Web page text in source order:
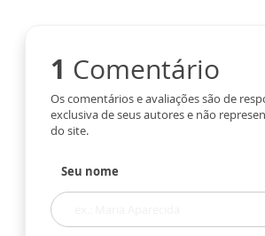
1 Comentário
Os comentários e avaliações são de
exclusiva de seus autores e não
do site.
Seu nome